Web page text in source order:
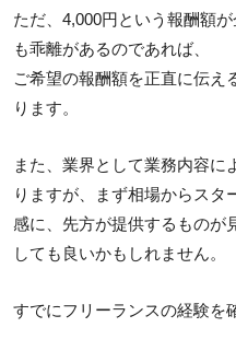
ただ、4,000円という報酬額
も乖離があるのであれば、
ご希望の報酬額を正直に伝え
ります。
また、業界として業務内容に
りますが、まず相場からスタ
感に、先方が提供するものが
しても良いかもしれません。
すでにフリーランスの経験を